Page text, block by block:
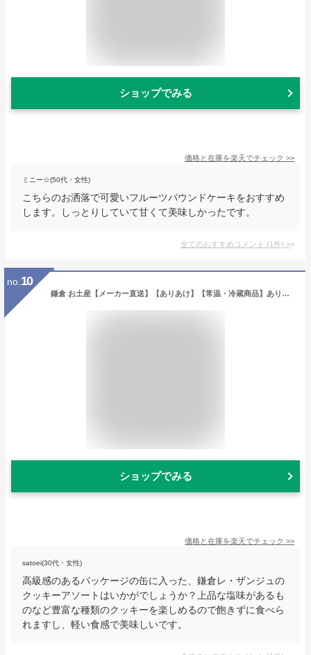
ショップでみる
価格と在庫を楽天でチェック >>
ミニー☆(50代・女性)
こちらのお洒落で可愛いフルーツパウンドケーキをおすすめ
します。しっとりしていて甘くて美味しかったです。
全てのおすすめコメント (1件) >
no. 10
鎌倉 お土産【メーカー直送】【ありあけ】【常温・冷蔵商品】ありあけ 鎌倉レ・ザンジュアソルティ1土産 手土産 お菓子 洋菓子 おつまみ クッキー 塩味 焼菓子 詰合せ お中元 お歳暮 御歳暮 内祝い お取り寄せ ギフト プレゼント のし可
ショップでみる
価格と在庫を楽天でチェック >>
satoei(30代・女性)
高級感のあるパッケージの缶に入った、鎌倉レ・ザンジュの
クッキーアソートはいかがでしょうか？上品な塩味があるも
のなど豊富な種類のクッキーを楽しめるので飽きずに食べら
れますし、軽い食感で美味しいです。